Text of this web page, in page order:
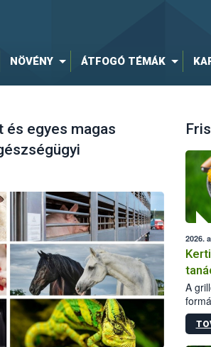
NÖVÉNY ÁTFOGÓ TÉMÁK
és egyes magas
2026.
A